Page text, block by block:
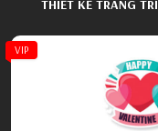
THIẾT KẾ TRANG
VIP